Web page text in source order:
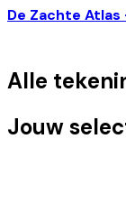
De Zachte
Alle
Jouw